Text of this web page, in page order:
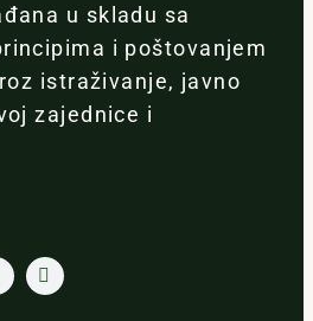
u skladu sa
i poštovanjem
istraživanje, javno
zajednice i